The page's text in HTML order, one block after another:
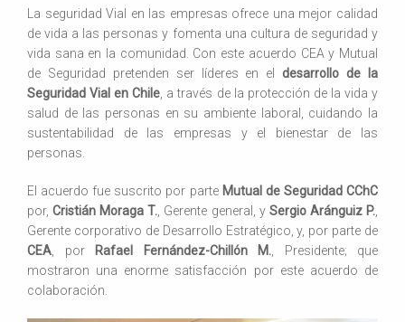
La seguridad Vial en las empresas ofrece una mejor calidad
de vida a las personas y fomenta una cultura de seguridad y
vida sana en la comunidad. Con este acuerdo CEA y Mutual
de Seguridad pretenden ser líderes en eldesarrollo de la
Seguridad Vial en Chile , a través de la protección de la vida y
salud de las personas en su ambiente laboral, cuidando la
sustentabilidad de las empresas y el bienestar de las
personas.
El acuerdo fue suscrito por parte Mutual de Seguridad CChC
por,Cristián Moraga T. , Gerente general, y Sergio Aránguiz P.
Gerente corporativo de Desarrollo Estratégico, y, por parte de
CEA , por Rafael Fernández-Chillón M. , Presidente; que
mostraron una enorme satisfacción por este acuerdo de
colaboración.